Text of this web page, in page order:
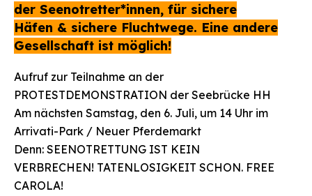
der Seenotretter*innen, für sichere
Häfen & sichere Fluchtwege. Eine andere
Gesellschaft ist möglich!
Aufruf zur Teilnahme an der
PROTESTDEMONSTRATION der Seebrücke HH
Am nächsten Samstag, den 6. Juli, um 14 Uhr im
Arrivati-Park / Neuer Pferdemarkt
Denn: SEENOTRETTUNG IST KEIN
VERBRECHEN! TATENLOSIGKEIT SCHON. FREE
CAROLA!